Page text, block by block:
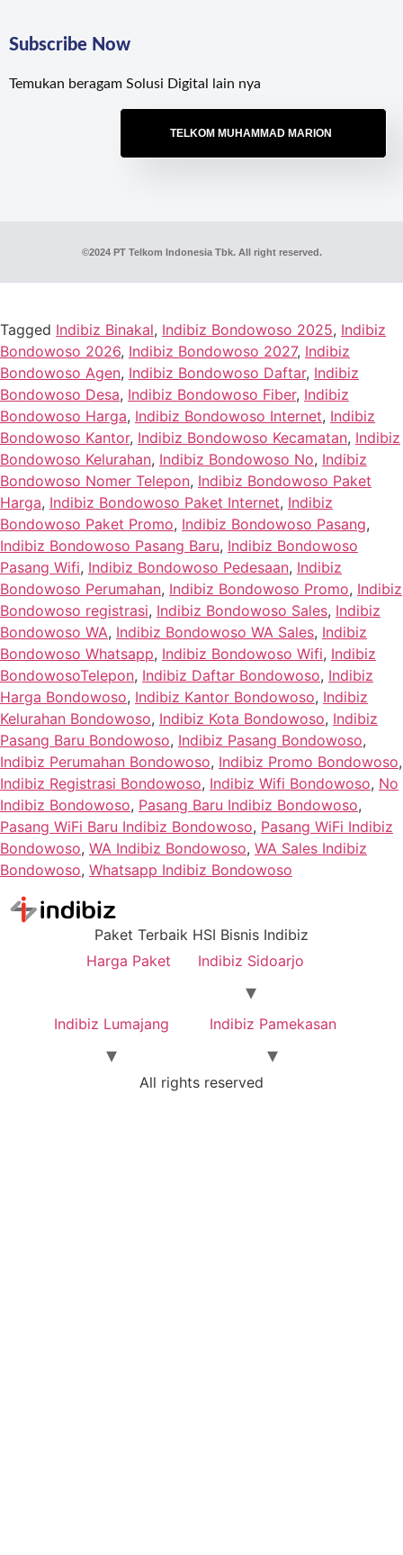
Subscribe Now
Temukan beragam Solusi Digital lain nya
TELKOM MUHAMMAD MARION
©2024 PT Telkom Indonesia Tbk. All right reserved.
Tagged Indibiz Binakal, Indibiz Bondowoso 2025, Indibiz
Bondowoso 2026, Indibiz Bondowoso 2027, Indibiz
Bondowoso Agen, Indibiz Bondowoso Daftar, Indibiz
Bondowoso Desa, Indibiz Bondowoso Fiber, Indibiz
Bondowoso Harga, Indibiz Bondowoso Internet, Indibiz
Bondowoso Kantor, Indibiz Bondowoso Kecamatan, Indibiz
Bondowoso Kelurahan, Indibiz Bondowoso No, Indibiz
Bondowoso Nomer Telepon, Indibiz Bondowoso Paket
Harga, Indibiz Bondowoso Paket Internet, Indibiz
Bondowoso Paket Promo, Indibiz Bondowoso Pasang,
Indibiz Bondowoso Pasang Baru, Indibiz Bondowoso
Pasang Wifi, Indibiz Bondowoso Pedesaan, Indibiz
Bondowoso Perumahan, Indibiz Bondowoso Promo, Indibiz
Bondowoso registrasi, Indibiz Bondowoso Sales, Indibiz
Bondowoso WA, Indibiz Bondowoso WA Sales, Indibiz
Bondowoso Whatsapp, Indibiz Bondowoso Wifi, Indibiz
BondowosoTelepon, Indibiz Daftar Bondowoso, Indibiz
Harga Bondowoso, Indibiz Kantor Bondowoso, Indibiz
Kelurahan Bondowoso, Indibiz Kota Bondowoso, Indibiz
Pasang Baru Bondowoso, Indibiz Pasang Bondowoso,
Indibiz Perumahan Bondowoso, Indibiz Promo Bondowoso,
Indibiz Registrasi Bondowoso, Indibiz Wifi Bondowoso, No
Indibiz Bondowoso, Pasang Baru Indibiz Bondowoso,
Pasang WiFi Baru Indibiz Bondowoso, Pasang WiFi Indibiz
Bondowoso, WA Indibiz Bondowoso, WA Sales Indibiz
Bondowoso, Whatsapp Indibiz Bondowoso
Paket Terbaik HSI Bisnis Indibiz
Harga Paket
Indibiz Sidoarjo
Indibiz Lumajang Indibiz Pamekasan
All rights reserved